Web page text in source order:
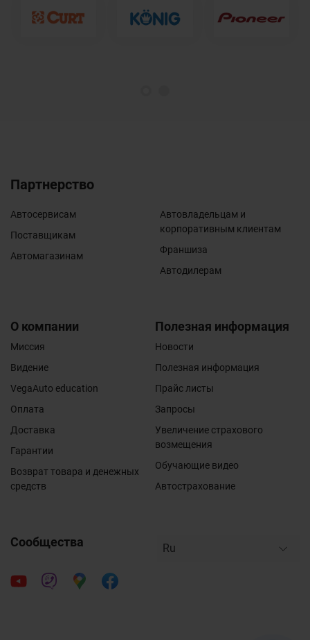
Партнерство
Автосервисам
Поставщикам
Автомагазинам
Автовладельцам и
корпоративным клиентам
Франшиза
Автодилерам
О компании
Миссия
Видение
VegaAuto education
Оплата
Доставка
Гарантии
Возврат товара и денежных
средств
Полезная информация
Новости
Полезная информация
Прайс листы
Запросы
Увеличение страхового
возмещения
Обучающие видео
Автострахование
Сообщества